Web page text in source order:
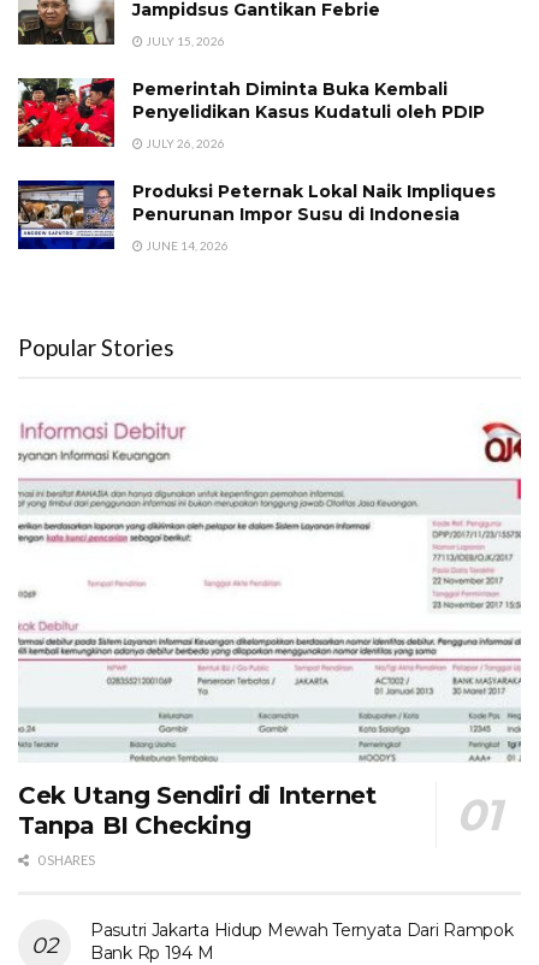
Jampidsus Gantikan Febrie
JULY 15, 2026
Pemerintah Diminta Buka Kembali
Penyelidikan Kasus Kudatuli oleh PDIP
JULY 26, 2026
Produksi Peternak Lokal Naik Impliques
Penurunan Impor Susu di Indonesia
JUNE 14, 2026
Popular Stories
Cek Utang Sendiri di Internet
Tanpa BI Checking
0 SHARES
Pasutri Jakarta Hidup Mewah Ternyata Dari Rampok
Bank Rp 194 M